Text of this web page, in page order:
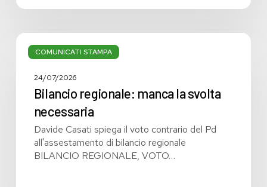
COMUNICATI STAMPA
Bilancio
regionale:
svolta
24/07/2026
Bilancio regionale: manca la svolta
necessaria
Davide Casati spiega il voto contrario del Pd
all'assestamento di bilancio regionale
BILANCIO REGIONALE, VOTO…